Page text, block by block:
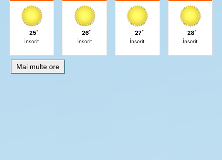
25˚
Însorit
26˚
Însorit
27˚
Însorit
28˚
Însorit
Mai multe ore